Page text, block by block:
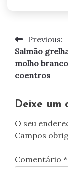
de
artigos
Previous:
Salmão
molho
coentros
Deixe um
O seu
Campos
Comentário *